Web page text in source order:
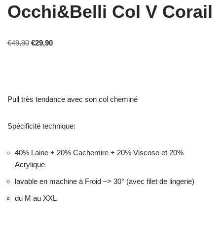
Occhi&Belli Col V Corail
€49,90 €29,90
Pull très tendance avec son col cheminé
Spécificité technique:
40% Laine + 20% Cachemire + 20% Viscose et 20%
Acrylique
lavable en machine à Froid –> 30° (avec filet de lingerie)
du M au XXL